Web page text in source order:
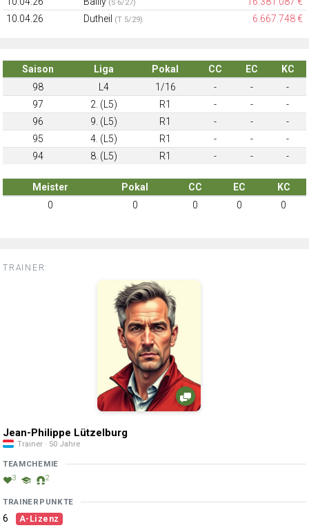
(S 6/27)
10.04.26
Dutheil (T 5/29) 6.667.748 €
Saison Liga Pokal CC EC
KC
98
L4 1/16 - -
-
97
2. (L5) R1 - -
-
96
9. (L5) R1 - -
-
95
4. (L5) R1 - -
-
94
8. (L5) R1 - - -
Meister Pokal CC EC
KC
0
0 0 0 0
TRAINER:
Jean-Philippe Lützelburg
Trainer · 50 Jahre
TEAMCHEMIE
3 2
TRAINERPUNKTE
6 A-Lizenz